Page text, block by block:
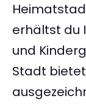
erhältst du
und
Stadt